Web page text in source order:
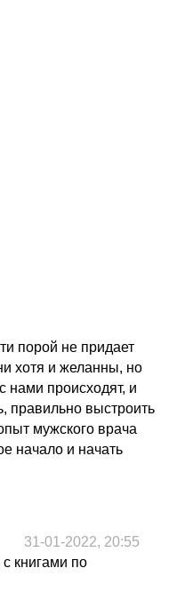
порой не придает
хотя и желанны, но
нами происходят, и
правильно выстроить
мужского врача
начало и начать
31-01-2022, 20:55
книгами по